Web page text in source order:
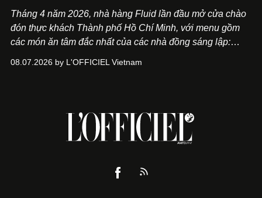
Tháng 4 năm 2026, nhà hàng Fluid lần đầu mở cửa chào
đón thực khách Thành phố Hồ Chí Minh, với menu gồm
các món ăn tâm đắc nhất của các nhà đồng sáng lập:
món ăn đa dạng từ Á đến Âu nhanh chóng được yêu thích
08.07.2026 by L'OFFICIEL Vietnam